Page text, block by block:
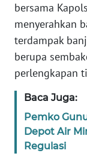
bersama
menyerahkan
terdampak
berupa
perlengkapan
Baca Juga:
Pemko
Depot Air
Regulasi
WN
BABEL
WN
SUMBAR
WN
SUMSEL